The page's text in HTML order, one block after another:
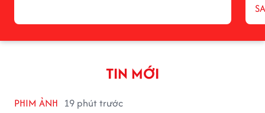
TIN MỚI
PHIM ẢNH 19 phút trước